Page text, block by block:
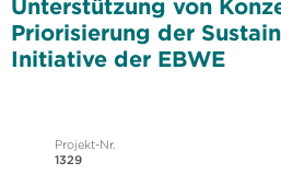
Unterstützung von
Priorisierung der
Initiative der EBWE
Projekt-Nr.
1329